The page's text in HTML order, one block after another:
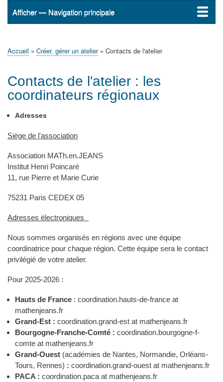
Navigation
Afficher — Navigation principale
Accueil
Actualités
MATh.en.JEANS ?
Régions et Ateliers
Créer, gérer un atelier
Sujets/Publications
Congrès
d'Ariane
Accueil Créer, gérer un atelier Contacts de l'atelier
Contacts de l'atelier : les
coordinateurs régionaux
Adresses
Siège de l'association
Association MATh.en.JEANS
Institut Henri Poincaré
11, rue Pierre et Marie Curie
75231 Paris CEDEX 05
Adresses électroniques
Nous sommes organisés en régions avec une équipe
coordinatrice pour chaque région. Cette équipe sera le contact
privilégié de votre atelier.
Pour 2025-2026 :
Hauts de France : coordination.hauts-de-france at
mathenjeans.fr
Grand-Est : coordination.grand-est at mathenjeans.fr
Bourgogne-Franche-Comté : coordination.bourgogne-f-
comte at mathenjeans.fr
Grand-Ouest (académies de Nantes, Normandie, Orléans-
Tours, Rennes) : coordination.grand-ouest at mathenjeans.fr
PACA : coordination.paca at mathenjeans.fr